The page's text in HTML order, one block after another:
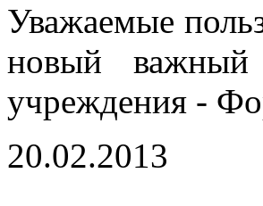
Уважаемые
новый важный
учреждения -
20.02.2013